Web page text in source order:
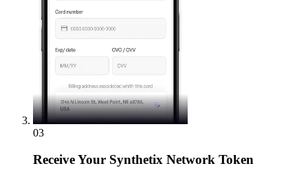
03
ReceiveYour Synthetix Network Token